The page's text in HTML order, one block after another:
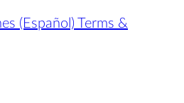
(Español) Terms &